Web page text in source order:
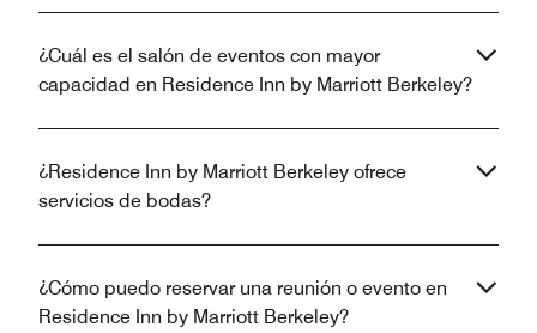
¿Cuál es el salón de eventos con mayor
capacidad en Residence Inn by Marriott Berkeley?
¿Residence Inn by Marriott Berkeley ofrece
servicios de bodas?
¿Cómo puedo reservar una reunión o evento en
Residence Inn by Marriott Berkeley?